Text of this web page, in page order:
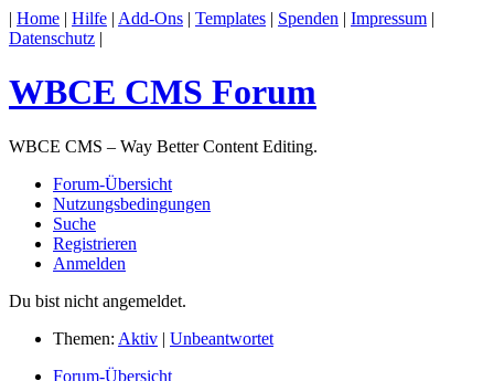
| Home | Hilfe | Add-Ons | Templates | Spenden | Impressum |
Datenschutz |
WBCE CMS Forum
WBCE CMS – Way Better Content Editing.
Forum-Übersicht
Nutzungsbedingungen
Suche
Registrieren
Anmelden
Du bist nicht angemeldet.
Themen: Aktiv | Unbeantwortet
Forum-Übersicht